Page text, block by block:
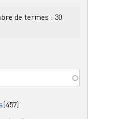
de termes : 30
(457)